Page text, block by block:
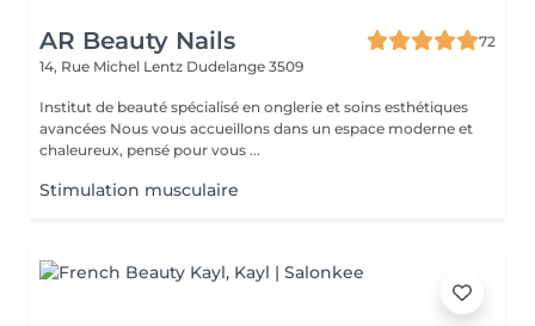
AR Beauty Nails
72
14, Rue Michel Lentz Dudelange 3509
Institut de beauté spécialisé en onglerie et soins esthétiques
avancées Nous vous accueillons dans un espace moderne et
chaleureux, pensé pour vous ...
Stimulation musculaire